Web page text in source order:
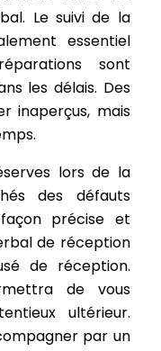
Le suivi de la
essentiel
sont
les délais. Des
inaperçus, mais
lors de la
des défauts
précise et
de réception
de réception.
de vous
ultérieur.
par un